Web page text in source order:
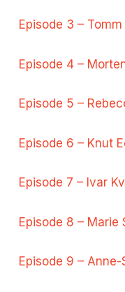
Episode 3 –
Episode 4 –
Episode 5 –
Episode 6 – Knut
Episode 7 – Ivar
Episode 8 – Marie
Episode 9 –